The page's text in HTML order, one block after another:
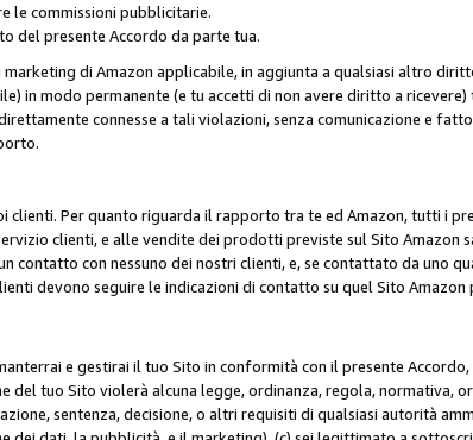
le commissioni pubblicitarie.
del presente Accordo da parte tua.
di Amazon applicabile, in aggiunta a qualsiasi altro
in modo permanente (e tu accetti di non avere diritto a ricevere)
connesse a tali violazioni, senza comunicazione e
Per quanto riguarda il rapporto tra te ed Amazon, tutti i
clienti, e alle vendite dei prodotti previste sul Sito Amazon
contatto con nessuno dei nostri clienti, e, se contattato da uno
devono seguire le indicazioni di contatto su quel Sito Amazon
e gestirai il tuo Sito in conformità con il presente Accordo,
del tuo Sito violerà alcuna legge, ordinanza, regola, normativa,
sentenza, decisione, o altri requisiti di qualsiasi autorità